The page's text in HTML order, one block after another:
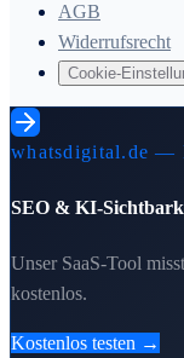
AGB
Widerrufsrecht
Cookie-
whatsdigital.de —
SEO & KI-
Unser SaaS-Tool
kostenlos.
Kostenlos testen →